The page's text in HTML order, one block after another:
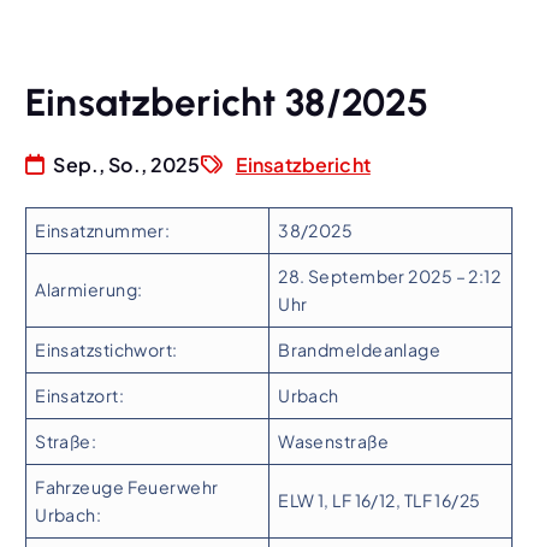
Einsatzbericht 38/2025
Sep., So., 2025 Einsatzbericht
Einsatznummer: 38/2025
Alarmierung:
28. September 2025 – 2:12
Uhr
Einsatzstichwort: Brandmeldeanlage
Einsatzort: Urbach
Straße: Wasenstraße
Fahrzeuge Feuerwehr
Urbach:
ELW 1, LF 16/12, TLF 16/25